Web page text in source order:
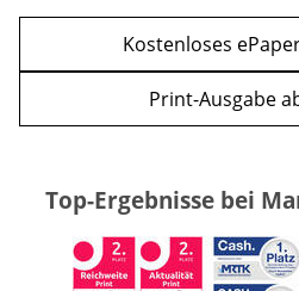
Kostenloses
Print-Ausgabe
Top-Ergebnisse bei